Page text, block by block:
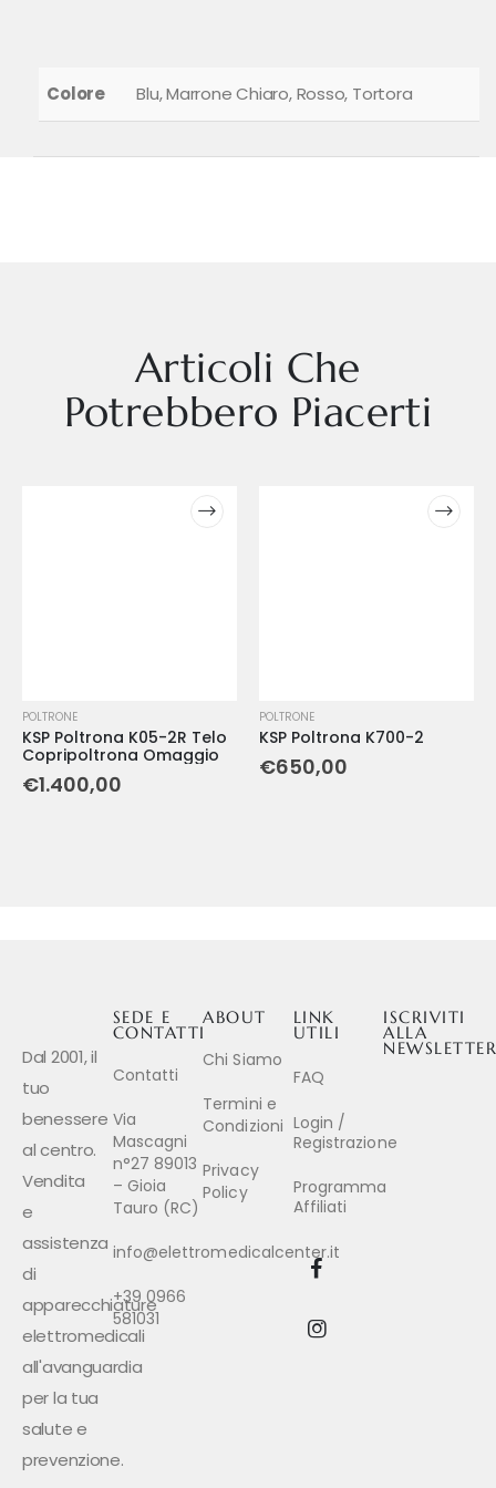
Colore Blu, Marrone Chiaro, Rosso, Tortora
Articoli Che
Potrebbero Piacerti
POLTRONE
KSP Poltrona K05-2R Telo
Copripoltrona Omaggio
€1.400,00
POLTRONE
KSP Poltrona K700-2
€650,00
Dal 2001, il
tuo
benessere
al centro.
Vendita
e
assistenza
di
apparecchiature
elettromedicali
all'avanguardia
per la tua
salute e
prevenzione.
LINK
UTILI
FAQ
Login /
Registrazione
Programma
Affiliati
ABOUT
Chi Siamo
Termini e
Condizioni
Privacy
Policy
SEDE E
CONTATTI
Contatti
Via
Mascagni
n°27 89013
– Gioia
Tauro (RC)
info@elettromedicalcenter.it
+39 0966
581031
ISCRIVITI
ALLA